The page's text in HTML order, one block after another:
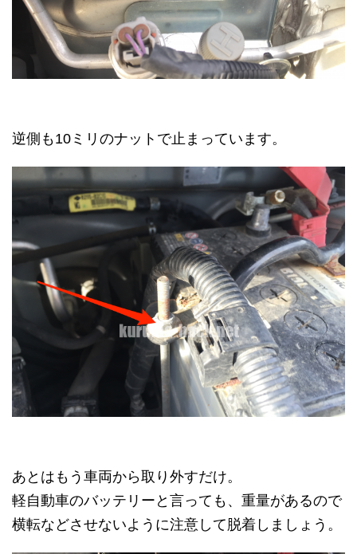
逆側も10ミリのナットで止まっています。
あとはもう車両から取り外すだけ。
軽自動車のバッテリーと言っても、重量があるので
横転などさせないように注意して脱着しましょう。